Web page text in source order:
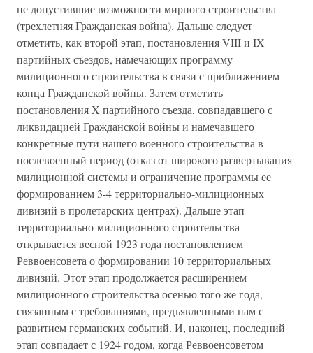
не допустившие возможности мирного строительства
(трехлетняя Гражданская война). Дальше следует
отметить, как второй этап, постановления VIII и IX
партийных съездов, намечающих программу
милиционного строительства в связи с приближением
конца Гражданской войны. Затем отметить
постановления X партийного съезда, совпадавшего с
ликвидацией Гражданской войны и намечавшего
конкретные пути нашего военного строительства в
послевоенный период (отказ от широкого развертывания
милиционной системы и ограничение программы ее
формированием 3-4 территориально-милиционных
дивизий в пролетарских центрах). Дальше этап
территориально-милиционного строительства
открывается весной 1923 года постановлением
Реввоенсовета о формировании 10 территориальных
дивизий. Этот этап продолжается расширением
милиционного строительства осенью того же года,
связанным с требованиями, предъявленными нам с
развитием германских событий. И, наконец, последний
этап совпадает с 1924 годом, когда Реввоенсоветом